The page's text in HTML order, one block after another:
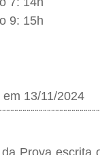
9: 15h
13/11/2024
Prova escrita